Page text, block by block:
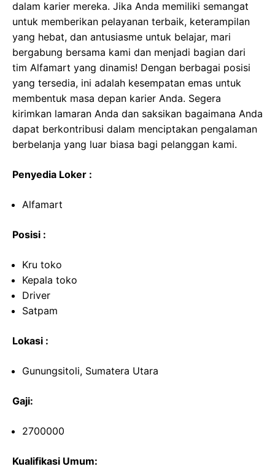
dalam karier mereka. Jika Anda memiliki semangat
untuk memberikan pelayanan terbaik, keterampilan
yang hebat, dan antusiasme untuk belajar, mari
bergabung bersama kami dan menjadi bagian dari
tim Alfamart yang dinamis! Dengan berbagai posisi
yang tersedia, ini adalah kesempatan emas untuk
membentuk masa depan karier Anda. Segera
kirimkan lamaran Anda dan saksikan bagaimana Anda
dapat berkontribusi dalam menciptakan pengalaman
berbelanja yang luar biasa bagi pelanggan kami.
Penyedia Loker :
Alfamart
Posisi :
Kru toko
Kepala toko
Driver
Satpam
Lokasi :
Gunungsitoli, Sumatera Utara
Gaji:
2700000
Kualifikasi Umum: